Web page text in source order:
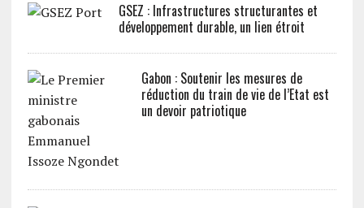
GSEZ : Infrastructures structurantes et
développement durable, un lien étroit
Gabon : Soutenir les mesures de
réduction du train de vie de l’Etat est
un devoir patriotique